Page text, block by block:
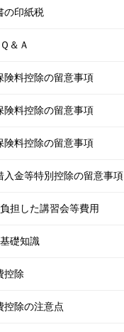
の印紙税
＆Ａ
険料控除の留意事項
険料控除の留意事項
険料控除の留意事項
入金等特別控除の留意事項
担した講習会等費用
礎知識
控除
控除の注意点